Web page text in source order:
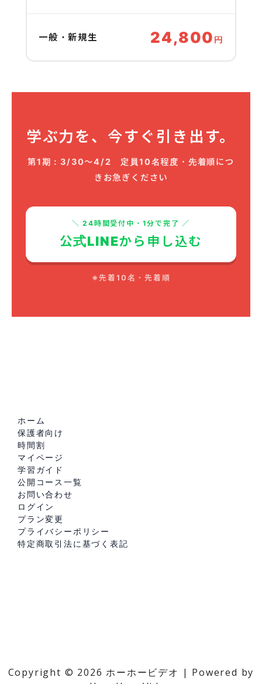
一般・新規生 24,800 円
学ぶ力を、今すぐ引き出す。
第1期：3/30〜4/2 定員10名程度・先着順につ
きお急ぎください
＼ 24時間受付中・1分で完了 ／
公式LINEから申し込む
※先着10名・先着順
ホーム
保護者向け
時間割
マイページ
学習ガイド
公開コース一覧
お問い合わせ
ログイン
プラン変更
プライバシーポリシー
特定商取引法に基づく表記
Copyright © 2026 ホーホービデオ | Powered by